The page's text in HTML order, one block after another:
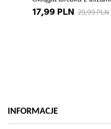
17,99 PLN 29,99 PLN
INFORMACJE